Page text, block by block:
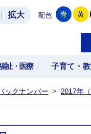
公式ホームページ
拡大 配色 青 黄
祉・医療 子育て・
ックナンバー > 2017年